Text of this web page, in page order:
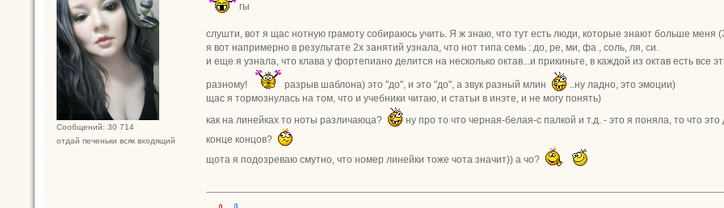
Сообщений: 30 714
отдай печеньки всяк входящий
гы
слушти, вот я щас нотную грамоту собираюсь учить. Я ж знаю, что тут есть люди, которые знают больше меня
я вот напримерно в результате 2х занятий узнала, что нот типа семь : до, ре, ми, фа , соль, ля, си.
и еще я узнала, что клава у фортепиано делится на несколько октав...и прикиньте, в каждой из октав есть все
разному! разрыв шаблона) это "до", и это "до", а звук разный млин
..ну ладно, это эмоции)
щас я тормознулась на том, что и учебники читаю, и статьи в инэте, и не могу понять)
как на линейках то ноты различаюца?
ну про то что черная-белая-с палкой и т.д. - это я поняла, то что
конце концов?
щота я подозреваю смутно, что номер линейки тоже чота значит)) а чо?